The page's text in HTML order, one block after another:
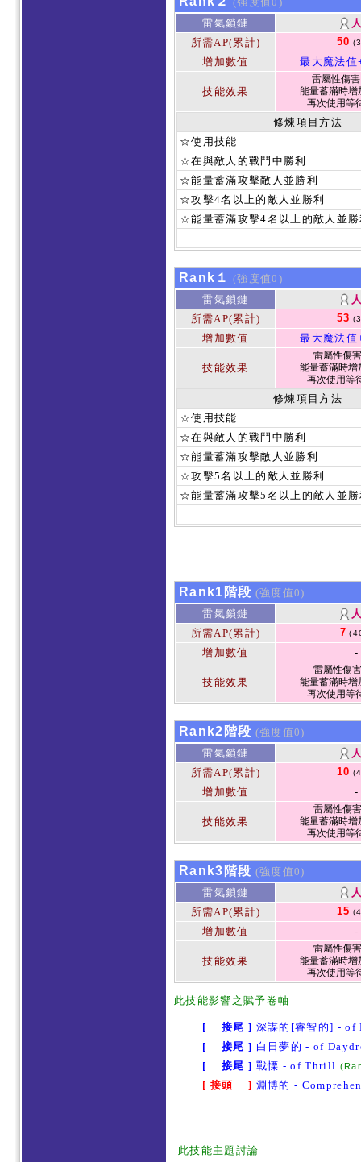
雷氣鎖鏈
所需AP(累計)
50
增加數值 最大魔法值
技能效果
雷屬性傷
能量蓄滿時增
再次使用等
修煉項目方法
☆使用技能
☆在與敵人的戰鬥中勝利
☆能量蓄滿攻擊敵人並勝利
☆攻擊4名以上的敵人並勝利
☆能量蓄滿攻擊4名以上的敵人並
Rank１
(強度值0)
雷氣鎖鏈
所需AP(累計)
53
增加數值 最大魔法值
技能效果
雷屬性傷
能量蓄滿時增
再次使用等
修煉項目方法
☆使用技能
☆在與敵人的戰鬥中勝利
☆能量蓄滿攻擊敵人並勝利
☆攻擊5名以上的敵人並勝利
☆能量蓄滿攻擊5名以上的敵人並
Rank1階段 (強度值0)
雷氣鎖鏈
所需AP(累計)
7
增加數值 -
技能效果
雷屬性傷
能量蓄滿時增
再次使用等
Rank2階段 (強度值0)
雷氣鎖鏈
所需AP(累計)
10
增加數值 -
技能效果
雷屬性傷
能量蓄滿時增
再次使用等
Rank3階段 (強度值0)
雷氣鎖鏈
所需AP(累計)
15
增加數值 -
技能效果
雷屬性傷
能量蓄滿時增
再次使用等
此技能影響之賦予卷軸
[ 接尾 ] 深謀的[睿智的] - of
[ 接尾 ] 白日夢的 - of
[ 接尾 ] 戰慄 - of Thrill
[ 接頭 ] 淵博的 -
此技能主題討論